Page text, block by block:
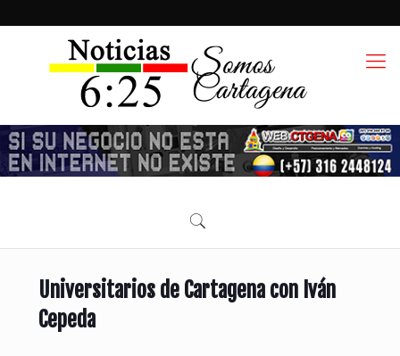
Universitarios de Cartagena con Iván
Cepeda